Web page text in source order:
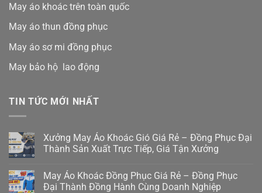
May áo khoác trên toàn quốc
May áo thun đồng phục
May áo sơ mi đồng phục
May bảo hộ lao động
TIN TỨC MỚI NHẤT
Xưởng May Áo Khoác Gió Giá Rẻ – Đồng Phục Đại
Thành Sản Xuất Trực Tiếp, Giá Tận Xưởng
May Áo Khoác Đồng Phục Giá Rẻ – Đồng Phục
Đại Thành Đồng Hành Cùng Doanh Nghiệp